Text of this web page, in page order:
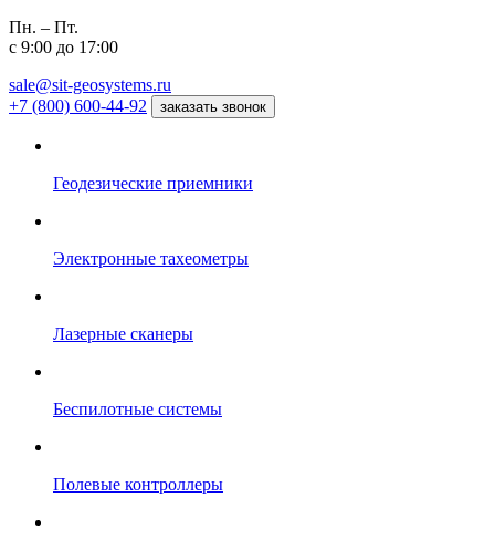
Пн. – Пт.
с 9:00 до 17:00
sale@sit-geosystems.ru
+7 (800) 600-44-92
заказать звонок
Геодезические приемники
Электронные тахеометры
Лазерные сканеры
Беспилотные системы
Полевые контроллеры